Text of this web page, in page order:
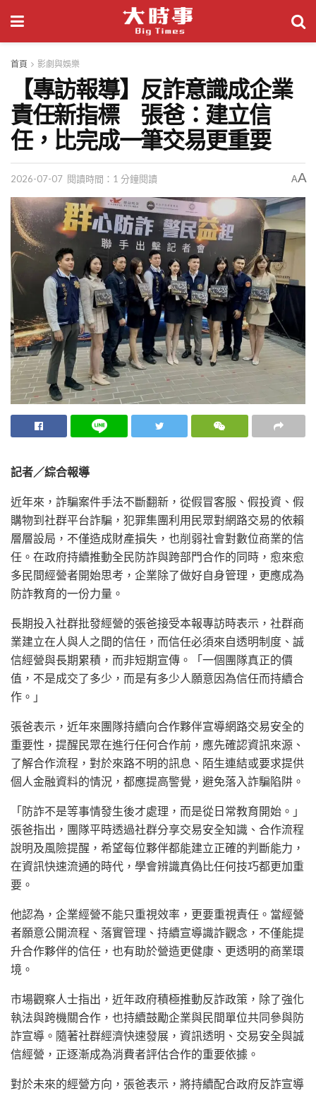
首頁 影劇與娛樂
【專訪報導】反詐意識成企業
責任新指標 張爸：建立信
任，比完成一筆交易更重要
2026-07-07 閱讀時間：1 分鐘閱讀 AA
記者／綜合報導
近年來，詐騙案件手法不斷翻新，從假冒客服、假投資、假
購物到社群平台詐騙，犯罪集團利用民眾對網路交易的依賴
層層設局，不僅造成財產損失，也削弱社會對數位商業的信
任。在政府持續推動全民防詐與跨部門合作的同時，愈來愈
多民間經營者開始思考，企業除了做好自身管理，更應成為
防詐教育的一份力量。
長期投入社群批發經營的張爸接受本報專訪時表示，社群商
業建立在人與人之間的信任，而信任必須來自透明制度、誠
信經營與長期累積，而非短期宣傳。「一個團隊真正的價
值，不是成交了多少，而是有多少人願意因為信任而持續合
作。」
張爸表示，近年來團隊持續向合作夥伴宣導網路交易安全的
重要性，提醒民眾在進行任何合作前，應先確認資訊來源、
了解合作流程，對於來路不明的訊息、陌生連結或要求提供
個人金融資料的情況，都應提高警覺，避免落入詐騙陷阱。
「防詐不是等事情發生後才處理，而是從日常教育開始。」
張爸指出，團隊平時透過社群分享交易安全知識、合作流程
說明及風險提醒，希望每位夥伴都能建立正確的判斷能力，
在資訊快速流通的時代，學會辨識真偽比任何技巧都更加重
要。
他認為，企業經營不能只重視效率，更要重視責任。當經營
者願意公開流程、落實管理、持續宣導識詐觀念，不僅能提
升合作夥伴的信任，也有助於營造更健康、更透明的商業環
境。
市場觀察人士指出，近年政府積極推動反詐政策，除了強化
執法與跨機關合作，也持續鼓勵企業與民間單位共同參與防
詐宣導。隨著社群經濟快速發展，資訊透明、交易安全與誠
信經營，正逐漸成為消費者評估合作的重要依據。
對於未來的經營方向，張爸表示，將持續配合政府反詐宣導